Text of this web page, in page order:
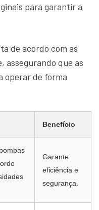
para garantir a
de acordo com as
assegurando que as
operar de forma
Benefício
Garante
eficiência e
segurança.